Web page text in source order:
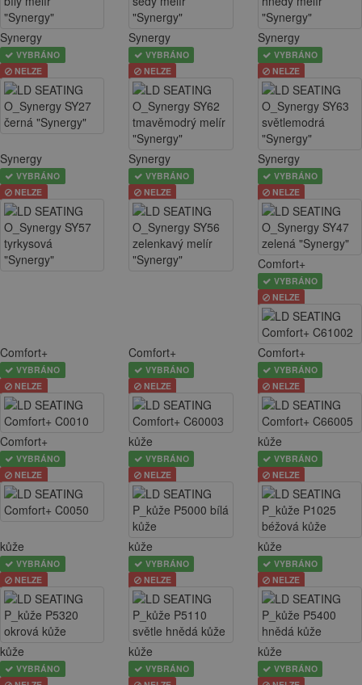
Synergy
VYBRÁNO
NELZE
Synergy
VYBRÁNO
NELZE
Synergy
VYBRÁNO
NELZE
Synergy
VYBRÁNO
NELZE
Synergy
VYBRÁNO
NELZE
Synergy
VYBRÁNO
NELZE
Comfort+
VYBRÁNO
NELZE
Comfort+
VYBRÁNO
NELZE
Comfort+
VYBRÁNO
NELZE
Comfort+
VYBRÁNO
NELZE
Comfort+
VYBRÁNO
NELZE
kůže
VYBRÁNO
NELZE
kůže
VYBRÁNO
NELZE
kůže
VYBRÁNO
NELZE
kůže
VYBRÁNO
NELZE
kůže
VYBRÁNO
NELZE
kůže
VYBRÁNO
kůže
VYBRÁNO
kůže
VYBRÁNO